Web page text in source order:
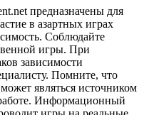
предназначены для
в азартных играх
Соблюдайте
игры. При
зависимости
Помните, что
являться источником
Информационный